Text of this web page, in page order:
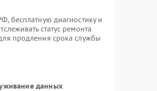
бесплатную диагностику и
статус ремонта
продления срока службы
данных